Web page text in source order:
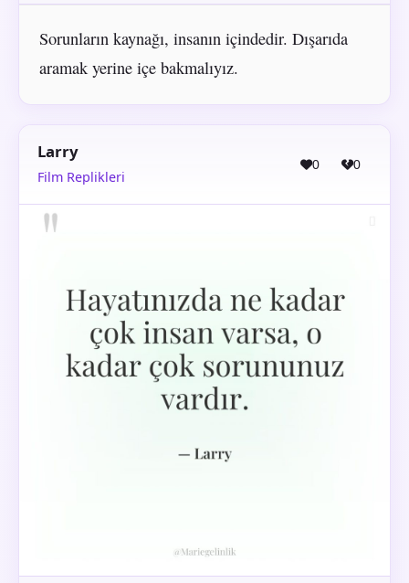
Sorunların kaynağı, insanın içindedir. Dışarıda
aramak yerine içe bakmalıyız.
Larry
Film Replikleri
0 0